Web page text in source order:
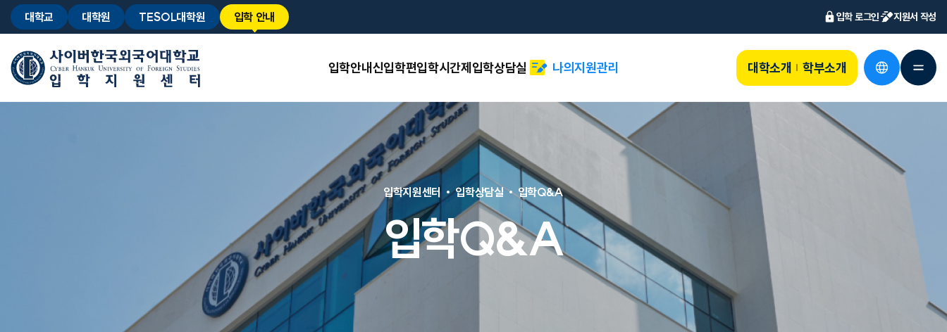
대학교 대학원 TESOL대학원 입학 안내 입학 로그인 지원서 작성
대학소개 학부소개
입학안내신입학편입학시간제입학상담실 나의지원관리
입학Q&A
입학지원센터 입학상담실 입학Q&A